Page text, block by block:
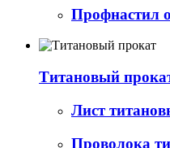
Профнастил
Титановый
Лист
Проволока